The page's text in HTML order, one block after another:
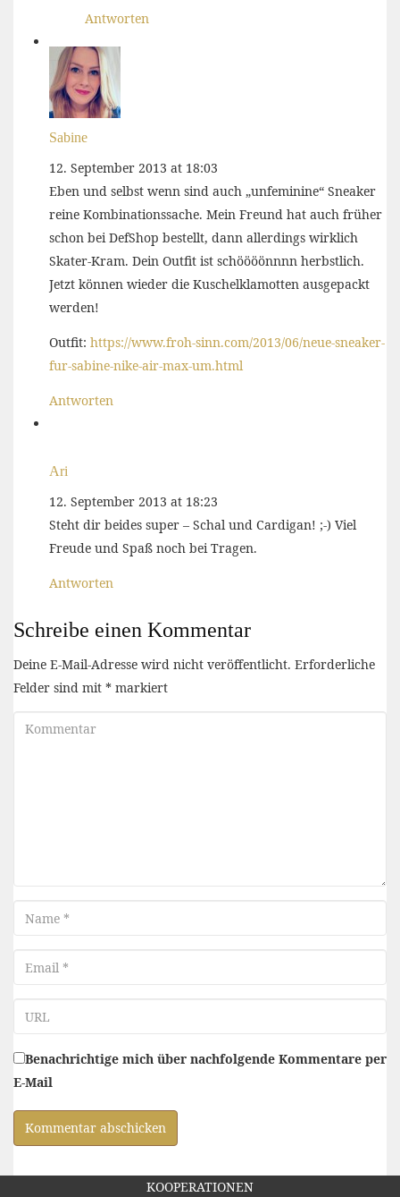
Antworten
Sabine
12. September 2013 at 18:03
Eben und selbst wenn sind auch „unfeminine“ Sneaker
reine Kombinationssache. Mein Freund hat auch früher
schon bei DefShop bestellt, dann allerdings wirklich
Skater-Kram. Dein Outfit ist schöööönnnn herbstlich.
Jetzt können wieder die Kuschelklamotten ausgepackt
werden!
Outfit: https://www.froh-sinn.com/2013/06/neue-sneaker-
fur-sabine-nike-air-max-um.html
Antworten
Ari
12. September 2013 at 18:23
Steht dir beides super – Schal und Cardigan! ;-) Viel
Freude und Spaß noch bei Tragen.
Antworten
Schreibe einen Kommentar
Deine E-Mail-Adresse wird nicht veröffentlicht. Erforderliche
Felder sind mit * markiert
Kommentar
Name
Email
Benachrichtige mich über nachfolgende Kommentare per
E-Mail
KOOPERATIONEN